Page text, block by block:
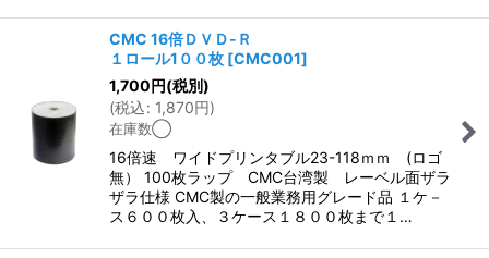
CMC 16倍ＤＶＤ-Ｒ
１ロール1００枚 [CMC001]
1,700円(税別)
(税込: 1,870円)
在庫数◯
16倍速 ワイドプリンタブル23-118ｍｍ (ロゴ
無） 100枚ラップ CMC台湾製 レーベル面ザラ
ザラ仕様 CMC製の一般業務用グレード品 １ケ－
ス６００枚入、３ケース１８００枚まで１…